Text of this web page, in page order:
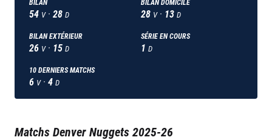
54 V · 28 D 28 V · 13 D
BILAN EXTÉRIEUR
26 V · 15 D
SÉRIE EN COURS
1 D
10DERNIERS MATCHS
6 V · 4 D
MatchsDenver Nuggets2025-26